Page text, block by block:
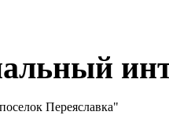
Переяславка"